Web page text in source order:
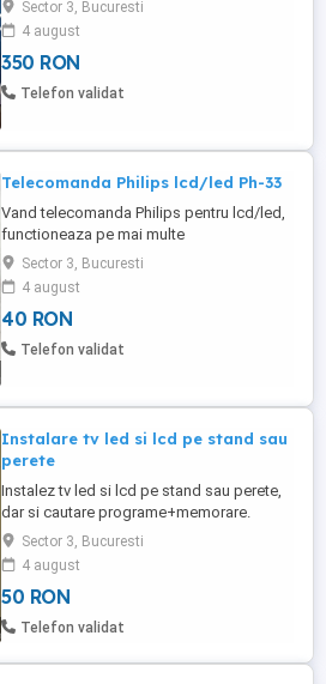
provincie decat cu plata transportului in
avans. Prefer predare personala in
Bucuresti
Sector 3, Bucuresti
4 august
350 RON
Telefon validat
Telecomanda Philips lcd/led Ph-33
Vand telecomanda Philips pentru lcd/led,
functioneaza pe mai multe
modele,inclusiv cele smart. Am testat-o pe
lcd 32Pfl 3017 si functioneaza perfect
totul (inclusiv meniu,Av).
Sector 3, Bucuresti
4 august
40 RON
Telefon validat
Instalare tv led si lcd pe stand sau
perete
Instalez tv led si lcd pe stand sau perete,
dar si cautare programe+memorare.
Instalez si receivere, sisteme home
cinema, dvd-uri, masini de spalat, etc.
Pretul exact este in functie de distanta
unde va avea loc montajul, diagonala, cu
suportul dvs sau am meu, etc. Pentru
Sector 3, Bucuresti
4 august
50 RON
Telefon validat